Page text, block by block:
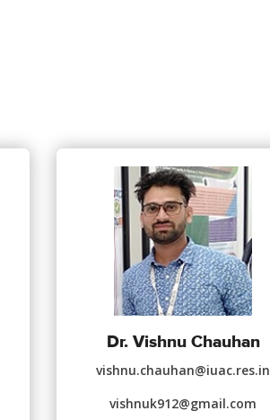
Dr. Vishnu Chauhan
vishnu.chauhan@iuac.res.in
vishnuk912@gmail.com